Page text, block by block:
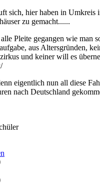
sich, hier haben in Umkreis
zu gemacht......
Pleite gegangen wie man
aus Altersgründen,
und keiner will es
eigentlich nun all diese
nach Deutschland